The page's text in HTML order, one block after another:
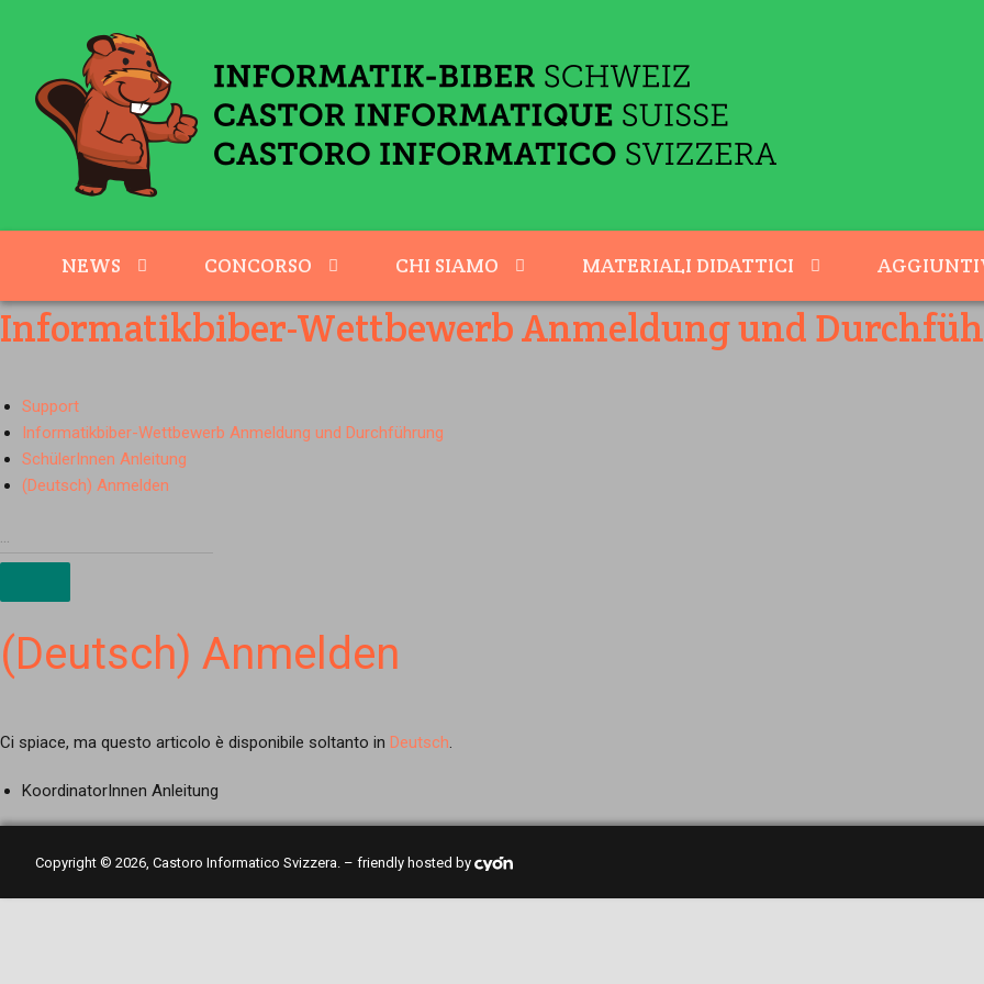
NEWS CONCORSO CHI SIAMO MATERIALI DIDATTICI
Informatikbiber-Wettbewerb Anmeldung und
Support
Informatikbiber-Wettbewerb Anmeldung und Durchführung
SchülerInnen Anleitung
(Deutsch) Anmelden
(Deutsch) Anmelden
Ci spiace, ma questo articolo è disponibile soltanto in Deutsch.
KoordinatorInnen Anleitung
Copyright © 2026, Castoro Informatico Svizzera. – friendly hosted by